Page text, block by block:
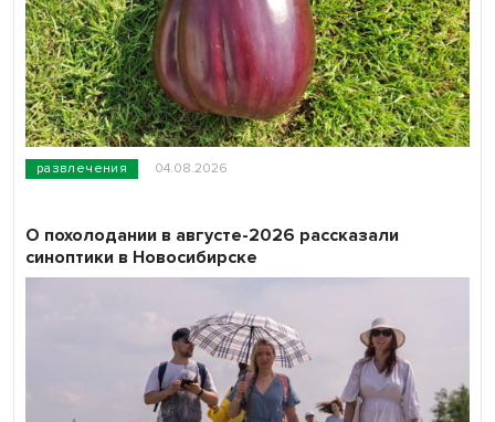
развлечения 04.08.2026
О похолодании в августе-2026 рассказали
синоптики в Новосибирске